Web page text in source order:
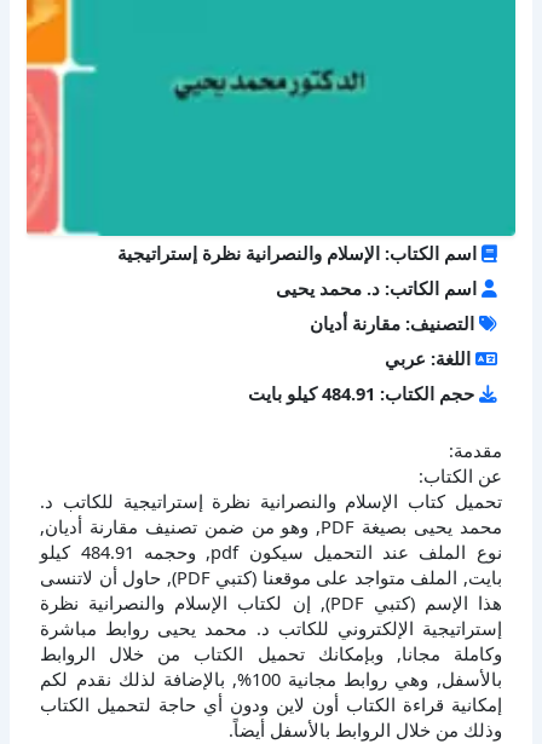
اسم الكتاب: الإسلام والنصرانية نظرة إستراتيجية
اسم الكاتب: د. محمد يحيى
التصنيف: مقارنة أديان
اللغة: عربي
حجم الكتاب: 484.91 كيلو بايت
مقدمة:
عن الكتاب:
تحميل كتاب الإسلام والنصرانية نظرة إستراتيجية للكاتب د.
محمد يحيى بصيغة PDF, وهو من ضمن تصنيف مقارنة أديان,
نوع الملف عند التحميل سيكون pdf, وحجمه 484.91 كيلو
بايت, الملف متواجد على موقعنا (كتبي PDF), حاول أن لاتنسى
هذا الإسم (كتبي PDF), إن لكتاب الإسلام والنصرانية نظرة
إستراتيجية الإلكتروني للكاتب د. محمد يحيى روابط مباشرة
وكاملة مجانا, وبإمكانك تحميل الكتاب من خلال الروابط
بالأسفل, وهي روابط مجانية 100%, بالإضافة لذلك نقدم لكم
إمكانية قراءة الكتاب أون لاين ودون أي حاجة لتحميل الكتاب
وذلك من خلال الروابط بالأسفل أيضاً.